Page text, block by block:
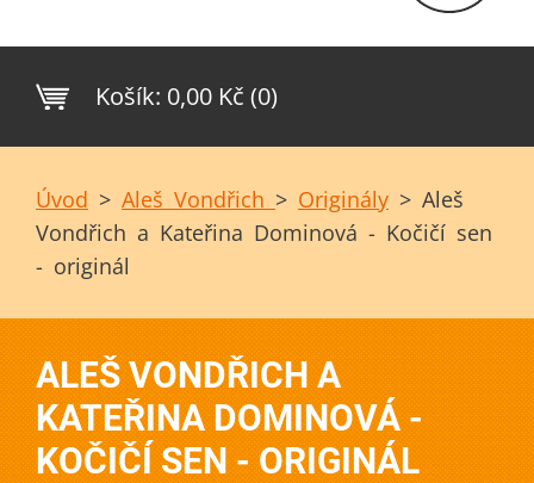
Košík: 0,00 Kč (0)
Úvod > Aleš Vondřich > Originály > Aleš
Vondřich a Kateřina Dominová - Kočičí sen
- originál
ALEŠ VONDŘICH A
KATEŘINA DOMINOVÁ -
KOČIČÍ SEN - ORIGINÁL